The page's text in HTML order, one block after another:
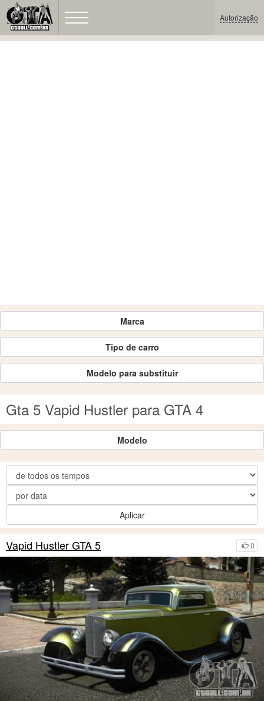
Autorização
Marca
Tipo de carro
Modelo para substituir
Gta 5 Vapid Hustler para GTA 4
Modelo
Aplicar
0
Vapid Hustler GTA 5